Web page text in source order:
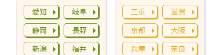
愛知
岐阜
静岡
長野
新潟
福井
三重
滋賀
京都
大阪
兵庫
奈良